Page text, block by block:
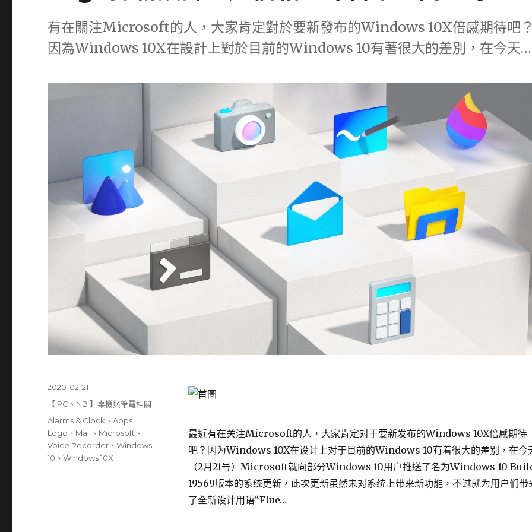
有在關注Microsoft的人，大家肯定對於要新發布的Windows 10X倍感期待吧
因為Windows 10X在設計上對於目前的Windows 10有著很大的差別，在今天
最近有在关注Microsoft的人，大家肯定对于要新发布的Windows 10X倍感期待
吧？因为Windows 10X在设计上对于目前的Windows 10有着很大的差别，在今
（2月21号）Microsoft就向部分Windows 10用户推送了名为Windows 10
19569版本的系统更新，此次更新虽然未对系统上带来新功能，不过就为用户们带
了全新设计用语“Flue…
發
佈
期:
2020-02-21
分
類
【 PC、NB 】桌機與筆電相關
標
籤
Alarms & Clock 、Apps
Logo 、 Mail 、 Microsoft 、
Voice Recorder 、Windows
10 、Windows 10X